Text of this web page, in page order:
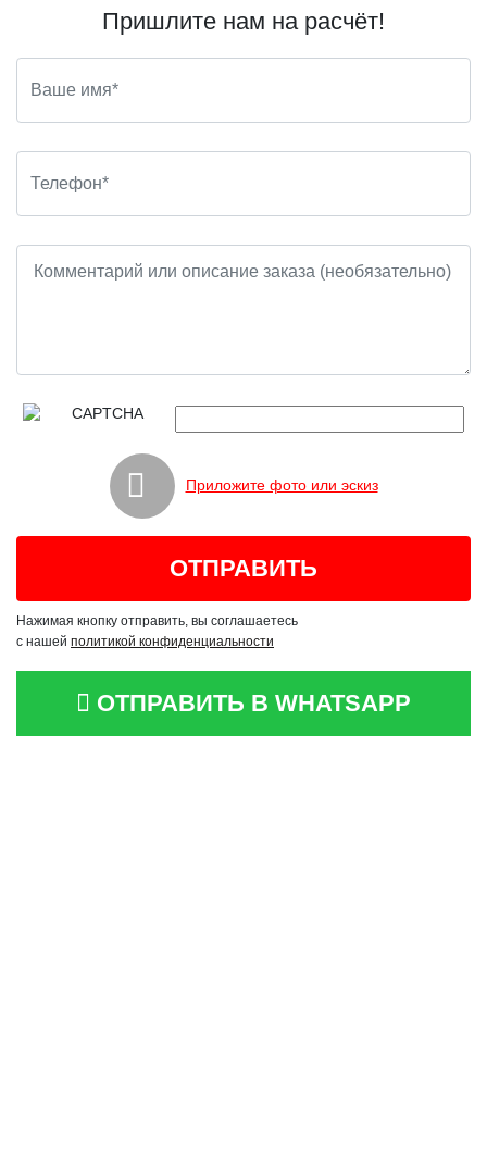
Пришлите нам на расчёт!
Приложите фото или эскиз
Нажимая кнопку отправить, вы соглашаетесь
с нашей политикой конфиденциальности
ОТПРАВИТЬ В WHATSAPP